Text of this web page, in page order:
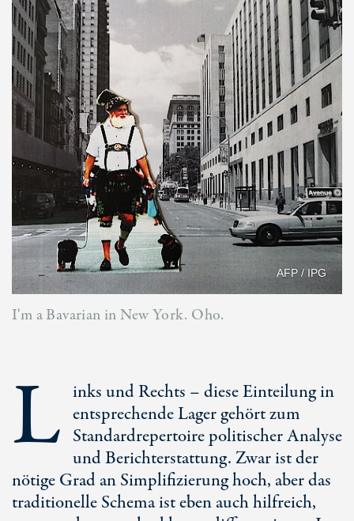
AFP / IPG
I'm a Bavarian in New York. Oho.
L inks und Rechts – diese Einteilung in
entsprechende Lager gehört zum
Standardrepertoire politischer Analyse
und Berichterstattung. Zwar ist der
nötige Grad an Simplifizierung hoch, aber das
traditionelle Schema ist eben auch hilfreich,